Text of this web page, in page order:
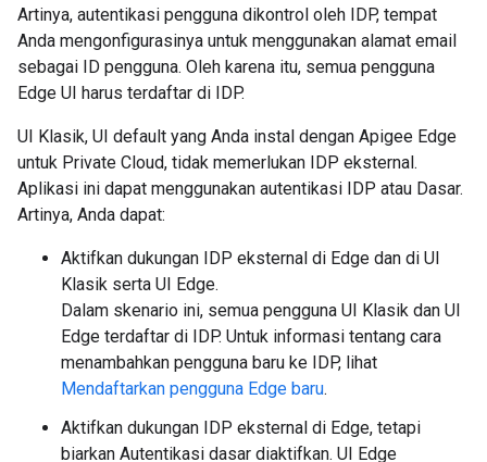
Artinya, autentikasi pengguna dikontrol oleh IDP, tempat
Anda mengonfigurasinya untuk menggunakan alamat email
sebagai ID pengguna. Oleh karena itu, semua pengguna
Edge UI harus terdaftar di IDP.
UI Klasik, UI default yang Anda instal dengan Apigee Edge
untuk Private Cloud, tidak memerlukan IDP eksternal.
Aplikasi ini dapat menggunakan autentikasi IDP atau Dasar.
Artinya, Anda dapat:
Aktifkan dukungan IDP eksternal di Edge dan di UI
Klasik serta UI Edge.
Dalam skenario ini, semua pengguna UI Klasik dan UI
Edge terdaftar di IDP. Untuk informasi tentang cara
menambahkan pengguna baru ke IDP, lihat
Mendaftarkan pengguna Edge baru.
Aktifkan dukungan IDP eksternal di Edge, tetapi
biarkan Autentikasi dasar diaktifkan. UI Edge